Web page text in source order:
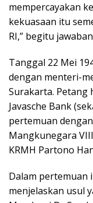
mempercayakan
kekuasaan itu
RI,” begitu
Tanggal 22 Mei
dengan menteri-
Surakarta. Petang
Javasche Bank
pertemuan
Mangkunegara
KRMH Partono
Dalam pertemuan
menjelaskan usul